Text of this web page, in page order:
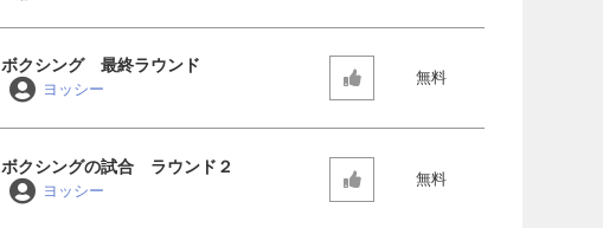
ボクシング 最終ラウンド
ヨッシー
無料
ボクシングの試合 ラウンド２
ヨッシー
無料